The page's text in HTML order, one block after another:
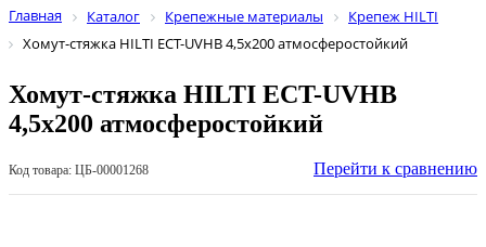
Главная Каталог Крепежные материалы
Крепеж HILTI
Хомут-стяжка HILTI ECT-UVHB 4,5х200 атмосферостойкий
Хомут-стяжка HILTI ECT-UVHB
4,5х200 атмосферостойкий
Код товара: ЦБ-00001268 Перейти к сравнению